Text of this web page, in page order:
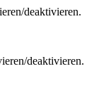
deaktivieren.
deaktivieren.